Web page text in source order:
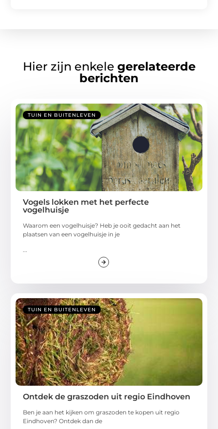
Hier zijn enkele gerelateerde
berichten
TUIN EN BUITENLEVEN
Vogels lokken met het perfecte
vogelhuisje
Waarom een vogelhuisje? Heb je ooit gedacht aan het
plaatsen van een vogelhuisje in je
...
TUIN EN BUITENLEVEN
Ontdek de graszoden uit regio Eindhoven
Ben je aan het kijken om graszoden te kopen uit regio
Eindhoven? Ontdek dan de